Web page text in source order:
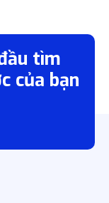
tìm
của bạn